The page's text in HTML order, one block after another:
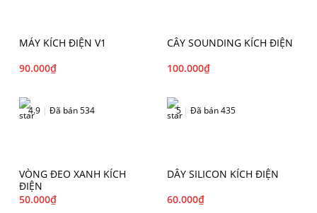
MÁY KÍCH ĐIỆN V1
90.000₫
4.9 | Đã bán 534
CÂY SOUNDING KÍCH ĐIỆN
100.000₫
5 | Đã bán 435
VÒNG ĐEO XANH KÍCH
ĐIỆN
50.000₫
DÂY SILICON KÍCH ĐIỆN
60.000₫